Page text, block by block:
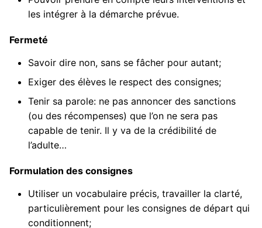
les intégrer à la démarche prévue.
Fermeté
Savoir dire non, sans se fâcher pour autant;
Exiger des élèves le respect des consignes;
Tenir sa parole: ne pas annoncer des sanctions
(ou des récompenses) que l’on ne sera pas
capable de tenir. Il y va de la crédibilité de
l’adulte…
Formulation des consignes
Utiliser un vocabulaire précis, travailler la clarté,
particulièrement pour les consignes de départ qui
conditionnent;